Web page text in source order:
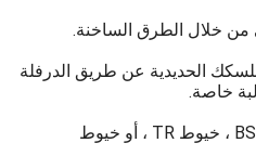
من خلال الطرق الساخنة.
الحديدية عن طريق الدرفلة
خاصة.
نحن ننتج خيوط متري ، BS ، BSW ، خيوط TR ، أو خيوط